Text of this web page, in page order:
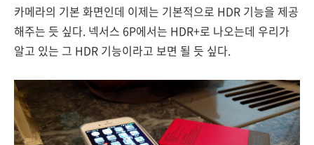
카메라의 기본 화면인데 이제는 기본적으로 HDR 기능을 제공
해주는 듯 싶다. 넥서스 6P에서는 HDR+로 나오는데 우리가
알고 있는 그 HDR 기능이라고 보면 될 듯 싶다.